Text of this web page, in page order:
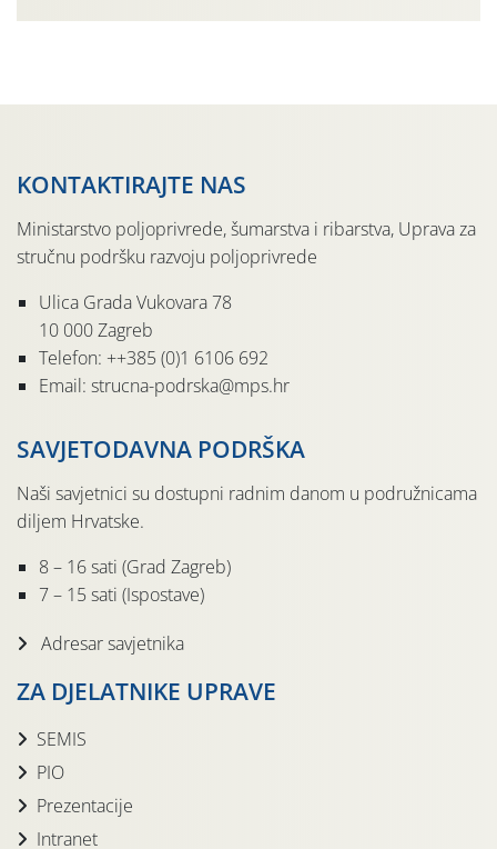
KONTAKTIRAJTE NAS
Ministarstvo poljoprivrede, šumarstva i ribarstva, Uprava za
stručnu podršku razvoju poljoprivrede
Ulica Grada Vukovara 78
10 000 Zagreb
Telefon: ++385 (0)1 6106 692
Email: strucna-podrska@mps.hr
SAVJETODAVNA PODRŠKA
Naši savjetnici su dostupni radnim danom u podružnicama
diljem Hrvatske.
8 – 16 sati (Grad Zagreb)
7 – 15 sati (Ispostave)
Adresar savjetnika
ZA DJELATNIKE UPRAVE
SEMIS
PIO
Prezentacije
Intranet